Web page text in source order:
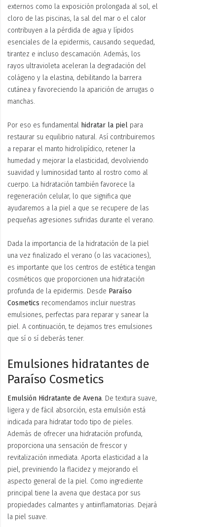
externos como la exposición prolongada al sol, el
cloro de las piscinas, la sal del mar o el calor
contribuyen a la pérdida de agua y lípidos
esenciales de la epidermis, causando sequedad,
tirantez e incluso descamación. Además, los
rayos ultravioleta aceleran la degradación del
colágeno y la elastina, debilitando la barrera
cutánea y favoreciendo la aparición de arrugas o
manchas.
Por eso es fundamental hidratar la piel para
restaurar su equilibrio natural. Así contribuiremos
a reparar el manto hidrolipídico, retener la
humedad y mejorar la elasticidad, devolviendo
suavidad y luminosidad tanto al rostro como al
cuerpo. La hidratación también favorece la
regeneración celular, lo que significa que
ayudaremos a la piel a que se recupere de las
pequeñas agresiones sufridas durante el verano.
Dada la importancia de la hidratación de la piel
una vez finalizado el verano (o las vacaciones),
es importante que los centros de estética tengan
cosméticos que proporcionen una hidratación
profunda de la epidermis. Desde Paraíso
Cosmetics recomendamos incluir nuestras
emulsiones, perfectas para reparar y sanear la
piel. A continuación, te dejamos tres emulsiones
que sí o sí deberás tener.
Emulsiones hidratantes de
Paraíso Cosmetics
Emulsión Hidratante de Avena. De textura suave,
ligera y de fácil absorción, esta emulsión está
indicada para hidratar todo tipo de pieles.
Además de ofrecer una hidratación profunda,
proporciona una sensación de frescor y
revitalización inmediata. Aporta elasticidad a la
piel, previniendo la flacidez y mejorando el
aspecto general de la piel. Como ingrediente
principal tiene la avena que destaca por sus
propiedades calmantes y antiinflamatorias. Dejará
la piel suave.